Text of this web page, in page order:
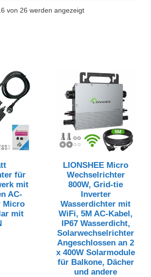
von 26 werden angezeigtNach
für
mit
AC-
Micro
mit
LIONSHEE Micro
Wechselrichter
800W, Grid-tie
Inverter
Wasserdichter mit
WiFi, 5M AC-Kabel,
IP67 Wasserdicht,
Solarwechselrichter
Angeschlossen an 2
x 400W Solarmodule
für Balkone, Dächer
und andere